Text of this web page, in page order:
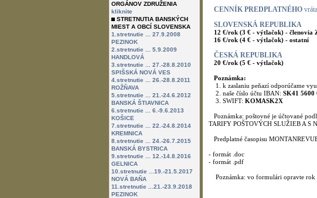
ORGÁNOV ZDRUŽENIA
kliknite
STRETNUTIA BANSKÝCH
MIEST A OBCÍ SLOVENSKA
1.stretnutie ... 27.9.2008
PEZINOK
2.stretnutie ... 5.9.2009
HANDLOVÁ
3.stretnutie ... 27.-28.8.2010
SPIŠSKÁ NOVÁ VES
4.stretnutie ... 26.-28.8.2011
ROŽŇAVA
5.stretnutie ... 21.-24.6.2012
BANSKÁ ŠTIAVNICA
6.stretnutie ... 6.-9.6.2013
KOŠICE
7.stretnutie ... 22.-24.8.2014
KREMNICA
8.stretnutie ... 24.-26.7.2015
BANSKÁ BYSTRICA
9.stretnutie ... 12.-14.8.2016
GELNICA
10.stretnutie ...19.-21.5.2017
NOVÁ BAŇA
11.stretnutie ...21.-23.9.2018
PEZINOK
CENNÍK PREDPLATNÉHO
SLOVENSKÁ REPUBLIKA
12 €/rok (3 € - výtlačok) - členovia
16 €/rok (4 € - výtlačok) - ostatní
ČESKÁ REPUBLIKA
20 €/rok (5 € - výtlačok)
Poznámka:
1. k zaslaniu peňazí odporúčame
2. naše číslo účtu IBAN: SK41 5600
3. SWIFT: KOMASK2X
Poznámka: poštovné je účtované
TARIFY POŠTOVÝCH SLUŽIEB A S
Predplatné časopisu
- formát .doc
- formát .pdf
Poznámka: vo formulári opravte rok